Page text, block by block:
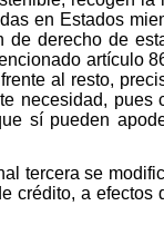
en Estados
derecho de
artículo
al resto,
necesidad,
sí pueden
tercera se
crédito, a